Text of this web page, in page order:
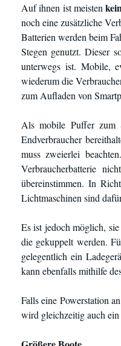
Auf ihnen ist meisten
noch eine zusätzliche
Batterien werden beim
Stegen genutzt. Dieser
unterwegs ist. Mobile,
wiederum die
zum Aufladen von
Als mobile Puffer zum
Endverbraucher
muss zweierlei
Verbraucherbatterie
übereinstimmen. In
Lichtmaschinen sind
Es ist jedoch möglich,
die gekuppelt werden.
gelegentlich ein
kann ebenfalls mithilfe
Falls eine Powerstation
wird gleichzeitig auch